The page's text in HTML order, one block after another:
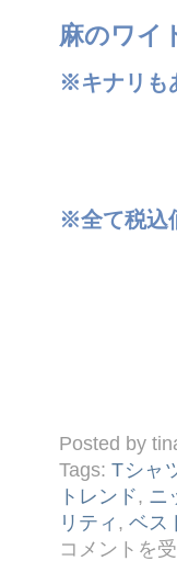
麻のワイ
※キナリも
※全て税込
Posted by
Tags:Tシャ
トレンド, ニ
リティ , ベス
☆
７ /
コメントを